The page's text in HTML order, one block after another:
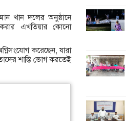
খান দলের অনুষ্ঠানে
এখতিয়ার কোনো
করেছেন, যারা
শাস্তি ভোগ করতেই